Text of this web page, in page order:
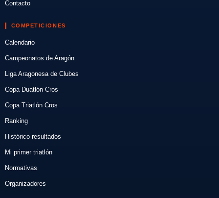
Contacto
COMPETICIONES
Calendario
Campeonatos de Aragón
Liga Aragonesa de Clubes
Copa Duatlón Cros
Copa Triatlón Cros
Ranking
Histórico resultados
Mi primer triatlón
Normativas
Organizadores